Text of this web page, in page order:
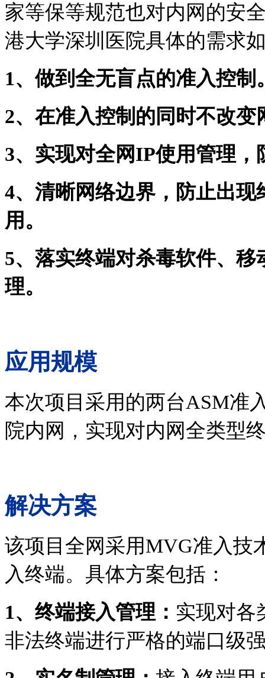
家等保等规范也对内网的安
港大学深圳医院具体的需求
1、做到全无盲点的准入控制
2、在准入控制的同时不改变
3、实现对全网IP使用管理
4、清晰网络边界，防止出
用。
5、落实终端对杀毒软件、
理。
应用规模
本次项目采用的两台ASM准
院内网，实现对内网全类型
解决方案
该项目全网采用MVG准入技
入终端。具体方案包括：
1、 终端接入管理： 实现对各
非法终端进行严格的端口级